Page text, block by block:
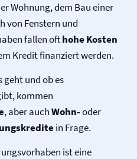
Wohnung, dem Bau einer
von Fenstern und
fallen ofthohe Kosten
Kredit finanziert werden.
geht und ob es
kommen
, aber auchWohn-oder
in Frage.
ist eine